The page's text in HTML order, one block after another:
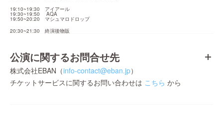
19:10~19:30　アイアール
19:30~19:50 　AQA
19:50~20:20　マシュマロドロップ
20:30~21:30　終演後物販
公演に関するお問合せ先
株式会社EBAN（info-contact@eban.jp）
チケットサービスに関するお問い合わせは こちら から